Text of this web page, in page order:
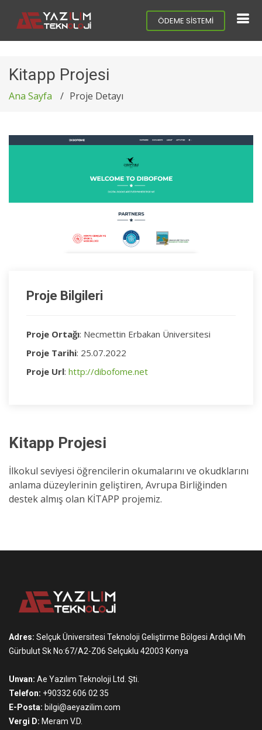
ÖDEME SİSTEMİ
Kitapp Projesi
Ana Sayfa Proje Detayı
Proje Bilgileri
Proje Ortağı: Necmettin Erbakan Üniversitesi
Proje Tarihi: 25.07.2022
Proje Url: http://dibofome.net
Kitapp Projesi
İlkokul seviyesi öğrencilerin okumalarını ve okudklarını
anlama düzeylerinin geliştiren, Avrupa Birliğinden
destek almış olan KİTAPP projemiz.
Adres: Selçuk Üniversitesi Teknoloji Geliştirme Bölgesi Ardıçlı Mh
Gürbulut Sk No:67/A2-Z06 Selçuklu 42003 Konya
Unvan: Ae Yazılım Teknoloji Ltd. Şti.
Telefon: +90332 606 02 35
E-Posta: bilgi@aeyazilim.com
Vergi D: Meram V.D.